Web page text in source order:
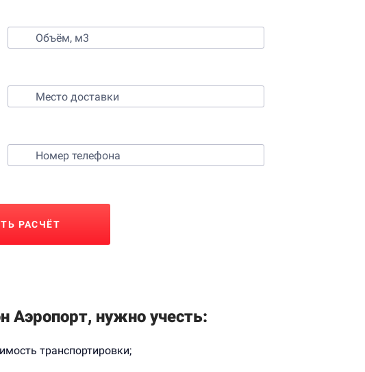
РАСЧЁТ
Аэропорт, нужно учесть:
транспортировки;